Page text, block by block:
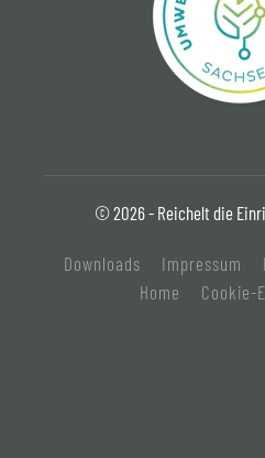
© 2026 - Reichelt die
Downloads Impressum
Home
Cookie-